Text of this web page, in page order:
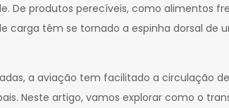
De produtos perecíveis, como alimentos
carga têm se tornado a espinha dorsal de
a aviação tem facilitado a circulação
Neste artigo, vamos explorar como o